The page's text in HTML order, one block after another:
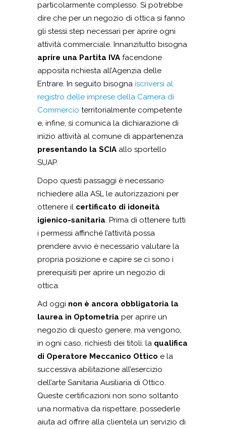
particolarmente complesso. Si potrebbe
dire che per un negozio di ottica si fanno
gli stessi step necessari per aprire ogni
attività commerciale. Innanzitutto bisogna
aprire una Partita IVA facendone
apposita richiesta all’Agenzia delle
Entrare. In seguito bisogna iscriversi al
registro delle imprese della Camera di
Commercio territorialmente competente
e, infine, si comunica la dichiarazione di
inizio attività al comune di appartenenza
presentando la SCIA allo sportello
SUAP.
Dopo questi passaggi è necessario
richiedere alla ASL le autorizzazioni per
ottenere il certificato di idoneità
igienico-sanitaria. Prima di ottenere tutti
i permessi affinché l’attività possa
prendere avvio è necessario valutare la
propria posizione e capire se ci sono i
prerequisiti per aprire un negozio di
ottica.
Ad oggi non è ancora obbligatoria la
laurea in Optometria per aprire un
negozio di questo genere, ma vengono,
in ogni caso, richiesti dei titoli: la qualifica
di Operatore Meccanico Ottico e la
successiva abilitazione all’esercizio
dell’arte Sanitaria Ausiliaria di Ottico.
Queste certificazioni non sono soltanto
una normativa da rispettare, possederle
aiuta ad offrire alla clientela un servizio di